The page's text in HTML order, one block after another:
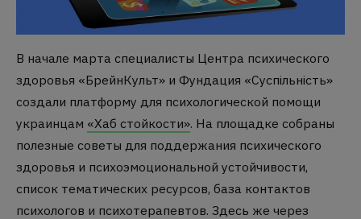
В начале марта специалисты Центра психического
здоровья «БрейнКульт» и Фундация «Суспільність»
создали платформу для психологической помощи
украинцам «Хаб стойкости». На площадке собраны
полезные советы для поддержания психического
здоровья и психоэмоциональной устойчивости,
список тематических ресурсов, база контактов
психологов и психотерапевтов. Здесь же через